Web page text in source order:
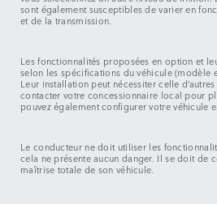
sont également susceptibles de varier en
et de la transmission.
Les fonctionnalités proposées en option et
selon les spécifications du véhicule (modèle
Leur installation peut nécessiter celle
contacter votre concessionnaire local pour
pouvez également configurer votre véhicule
Le conducteur ne doit utiliser les
cela ne présente aucun danger. Il se doit de
maîtrise totale de son véhicule.